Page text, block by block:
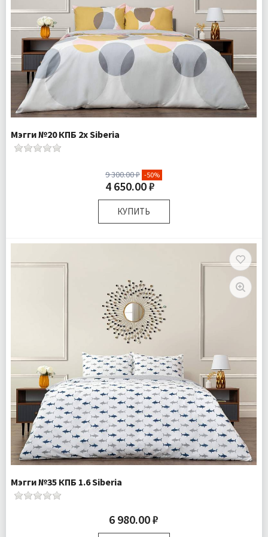
Мэгги №20 КПБ 2х Siberia
9 300.00 ₽ -50%
4 650.00 ₽
КУПИТЬ
Пододеяльник 1 шт Простыня 1 шт
Наволочки 2 шт
Ранфорс
Подробнее
Мэгги №35 КПБ 1.6 Siberia
6 980.00 ₽